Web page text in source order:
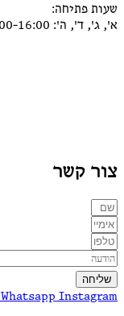
שעות פתיחה:
א', ג', ד', ה': 10:00-16:00
צור קשר
שליחה
Whatsapp Instagram